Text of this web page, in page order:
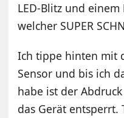
LED-Blitz und einem
welcher SUPER
Ich tippe hinten mit
Sensor und bis ich
habe ist der
das Gerät entsperrt.